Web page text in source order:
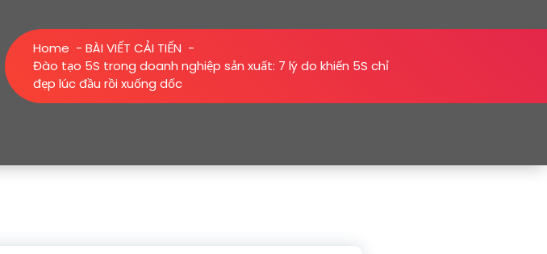
Home - BÀI VIẾT CẢI TIẾN -
Đào tạo 5S trong doanh nghiệp sản xuất: 7 lý do khiến 5S chỉ
đẹp lúc đầu rồi xuống dốc